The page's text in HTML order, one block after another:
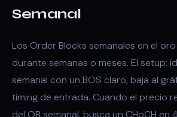
Semanal
Los Order Blocks semanales en el
durante semanas o meses. El setup:
semanal con un BOS claro, baja al
timing de entrada. Cuando el precio
del OB semanal, busca un CHoCH en